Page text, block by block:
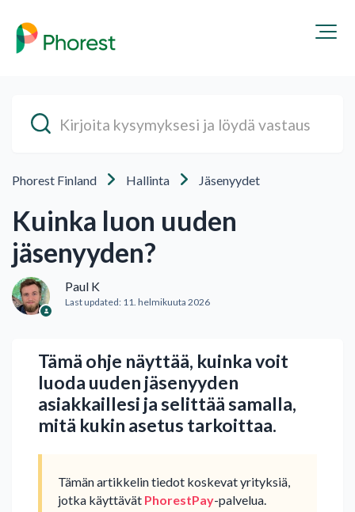
Phorest Finland Hallinta Jäsenyydet
Kuinka luon uuden
jäsenyyden?
Paul K
Last updated: 11. helmikuuta 2026
Tämä ohje näyttää, kuinka voit
luoda uuden jäsenyyden
asiakkaillesi ja selittää samalla,
mitä kukin asetus tarkoittaa.
Tämän artikkelin tiedot koskevat yrityksiä,
jotka käyttävät PhorestPay-palvelua.